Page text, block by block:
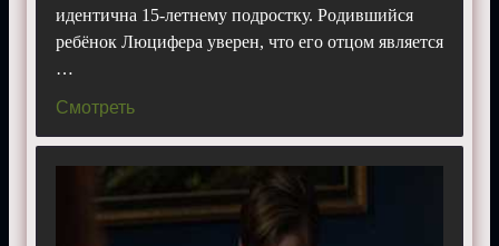
Коэн, Марк Пеллегрино, Кэти Кэссиди, Александр
Кэлверт, Лорен Коэн, Марк А. Шеппард.
бесплатно, в хорошем качестве, на телефоне,
планшете, пк или телевизоре.
идентична 15-летнему подростку. Родившийся
ребёнок Люцифера уверен, что его отцом является
…
Смотреть